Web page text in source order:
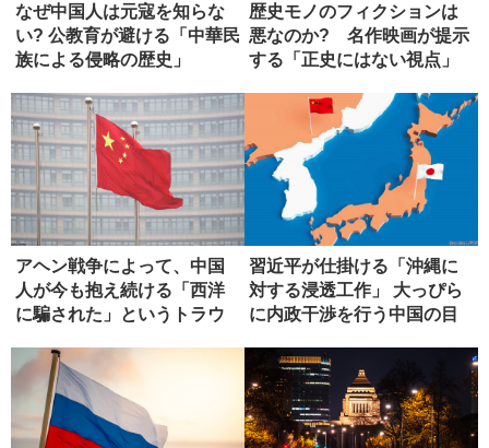
なぜ中国人は元寇を知らな
い? 公教育が避ける「中華民
族による侵略の歴史」
歴史モノのフィクションは
悪なのか? 名作映画が提示
する「正史にはない視点」
アヘン戦争によって、中国
人が今も抱え続ける「西洋
に騙された」というトラウ
習近平が仕掛ける「沖縄に
対する浸透工作」 大っぴら
に内政干渉を行う中国の目